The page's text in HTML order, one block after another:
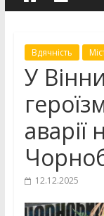
Вдячність
У
аварії
12.12.2025